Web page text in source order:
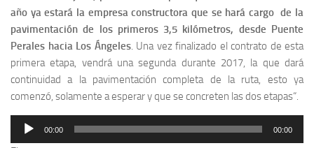
año ya estará la empresa constructora que se hará cargo de la
pavimentación de los primeros 3,5 kilómetros, desde Puente
Perales hacia Los Ángeles. Una vez finalizado el contrato de esta
primera etapa, vendrá una segunda durante 2017, la que dará
continuidad a la pavimentación completa de la ruta, esto ya
comenzó, solamente a esperar y que se concreten las dos etapas“.
Reproductor
00:00 00:00